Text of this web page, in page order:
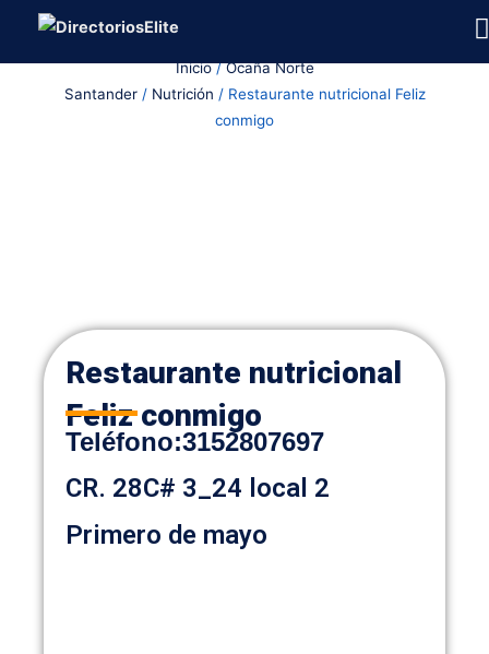
Inicio/Ocaña Norte
Santander/ Nutrición / Restaurante nutricional Feliz
conmigo
Restaurante nutricional
Feliz conmigo
Teléfono:3152807697
CR. 28C# 3_24 local 2
Primero de mayo